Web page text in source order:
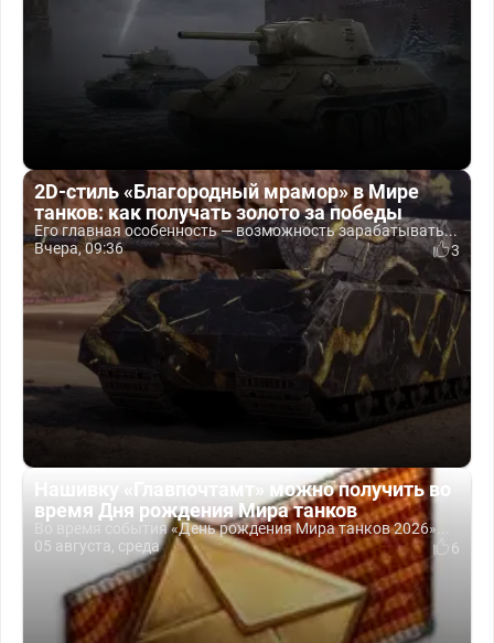
2D-стиль «Благородный мрамор» в Мире
танков: как получать золото за победы
Его главная особенность — возможность зарабатывать...
Вчера, 09:36
3
Нашивку «Главпочтамт» можно получить во
время Дня рождения Мира танков
Во время события «День рождения Мира танков 2026»...
05 августа, среда
6